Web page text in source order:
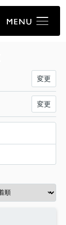
変更
変更